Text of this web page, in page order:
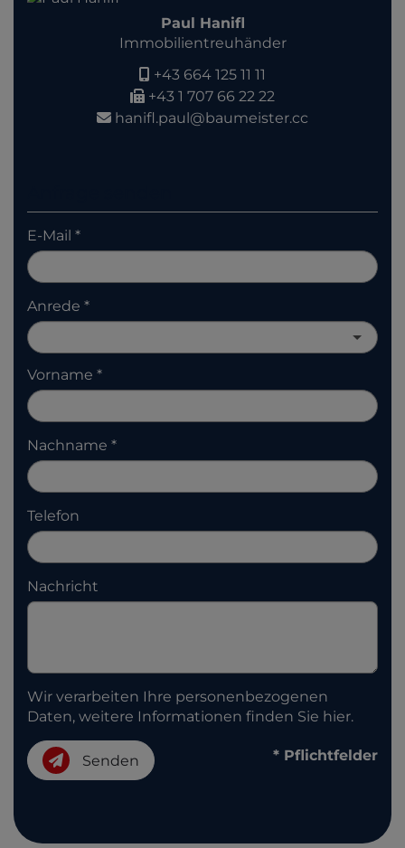
Paul Hanifl
Immobilientreuhänder
+43 664 125 11 11
+43 1 707 66 22 22
hanifl.paul@baumeister.cc
E-Mail
Anrede
Vorname
Nachname
Telefon
Nachricht
Wir verarbeiten Ihre personenbezogenen
Daten, weitere Informationen finden Sie hier.
Senden * Pflichtfelder